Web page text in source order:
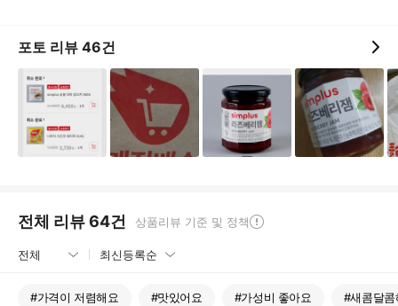
포토 리뷰 46건
전체 리뷰64건 상품리뷰 기준 및 정책
#가격이 저렴해요 #맛있어요 #가성비 좋아요 #새콤달콤